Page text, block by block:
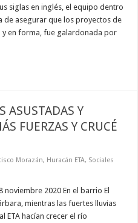
siglas en inglés, el equipo dentro
de asegurar que los proyectos de
y en forma, fue galardonada por
ASUSTADAS Y
FUERZAS Y CRUCÉ
Morazán, Huracán ETA, Sociales
2020 En el barrio El
mientras las fuertes lluvias
ETA hacían crecer el río